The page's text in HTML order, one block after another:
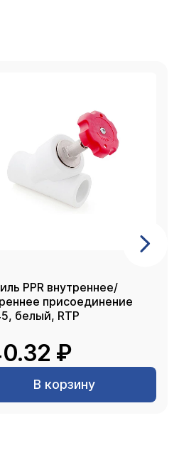
PPR внутреннее/
присоединение
25х45, белый, RTP
₽
В корзину